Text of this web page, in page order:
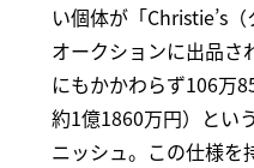
い個体が「Christie’s
オークションに出品さ
にもかかわらず106万
約1億1860万円）とい
ニッシュ。この仕様を